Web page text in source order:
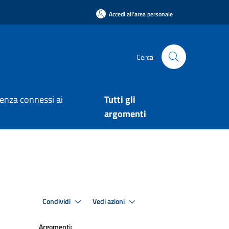
Accedi all'area personale
Cerca
connessi ai
Tutti gli
argomenti
Condividi Vedi azioni
Argomenti: